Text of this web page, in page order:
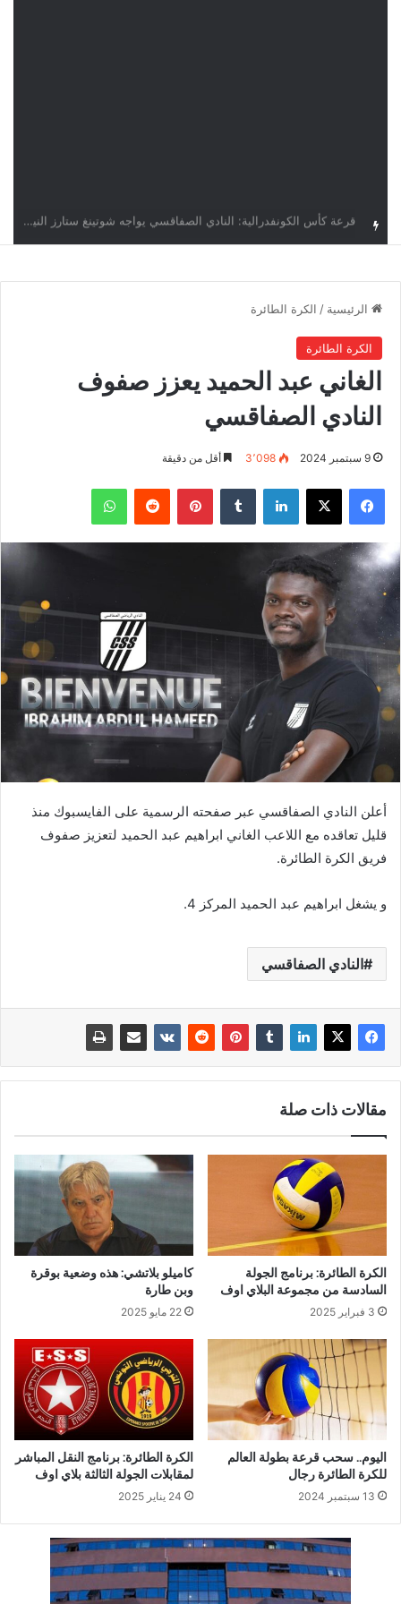
الرئيسية / الكرة الطائرة
الكرة الطائرة
الغاني عبد الحميد يعزز صفوف
النادي الصفاقسي
9 سبتمبر 2024 3٬098 أقل من دقيقة
فيسبوك ‫X لينكدإن بينتيريست واتساب
أعلن النادي الصفاقسي عبر صفحته الرسمية على الفايسبوك منذ
قليل تعاقده مع اللاعب الغاني ابراهيم عبد الحميد لتعزيز صفوف
فريق الكرة الطائرة.
و يشغل ابراهيم عبد الحميد المركز 4.
النادي الصفاقسي
مقالات ذات صلة
الكرة الطائرة: برنامج الجولة
السادسة من مجموعة البلاي اوف
3 فبراير 2025
كاميلو بلاتشي: هذه وضعية بوقرة
وبن طارة
22 مايو 2025
اليوم.. سحب قرعة بطولة العالم
للكرة الطائرة رجال
13 سبتمبر 2024
الكرة الطائرة: برنامج النقل المباشر
لمقابلات الجولة الثالثة بلاي اوف
24 يناير 2025